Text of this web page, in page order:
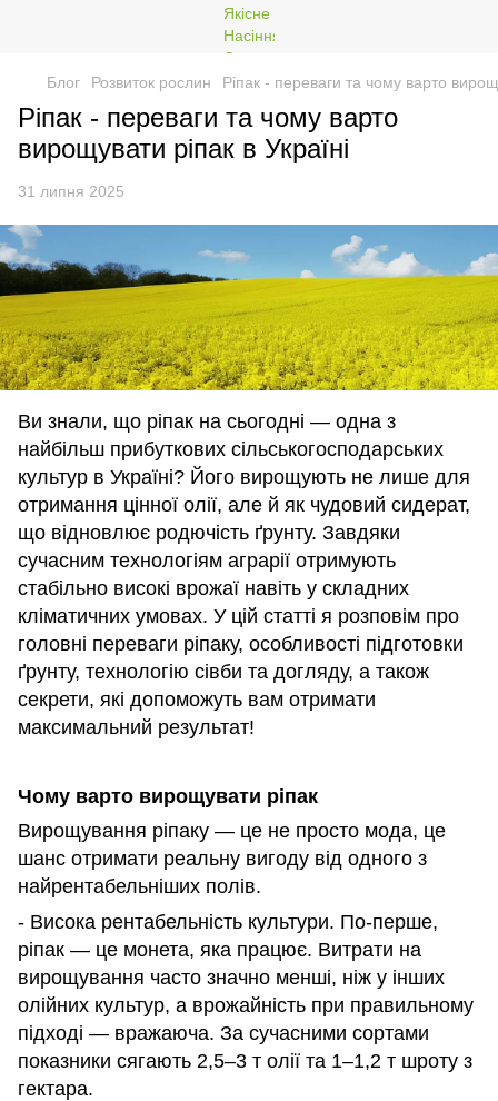
Блог Розвиток рослин Ріпак - переваги та чому варто
Ріпак - переваги та чому варто
вирощувати ріпак в Україні
31 липня 2025
Ви знали, що ріпак на сьогодні — одна з
найбільш прибуткових сільськогосподарських
культур в Україні? Його вирощують не лише для
отримання цінної олії, але й як чудовий сидерат,
що відновлює родючість ґрунту. Завдяки
сучасним технологіям аграрії отримують
стабільно високі врожаї навіть у складних
кліматичних умовах. У цій статті я розповім про
головні переваги ріпаку, особливості підготовки
ґрунту, технологію сівби та догляду, а також
секрети, які допоможуть вам отримати
максимальний результат!
Чому варто вирощувати ріпак
Вирощування ріпаку — це не просто мода, це
шанс отримати реальну вигоду від одного з
найрентабельніших полів.
- Висока рентабельність культури. По-перше,
ріпак — це монета, яка працює. Витрати на
вирощування часто значно менші, ніж у інших
олійних культур, а врожайність при правильному
підході — вражаюча. За сучасними сортами
показники сягають 2,5–3 т олії та 1–1,2 т шроту з
гектара.